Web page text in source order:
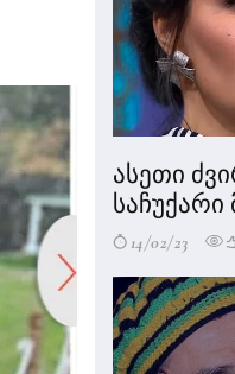
ასეთი
საჩუქარი
14/02/23